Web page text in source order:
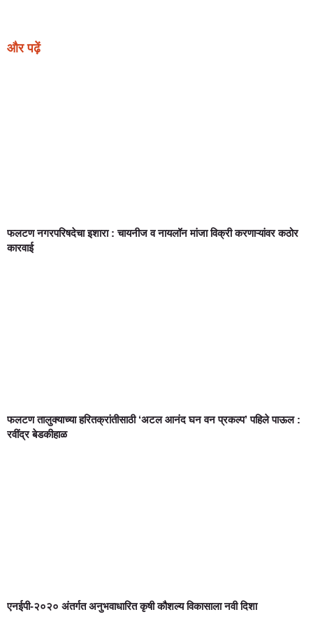
और पढ़ें
फलटण नगरपरिषदेचा इशारा : चायनीज व नायलॉन मांजा विक्री करणाऱ्यांवर कठोर
कारवाई
फलटण तालुक्याच्या हरितक्रांतीसाठी ‘अटल आनंद घन वन प्रकल्प’ पहिले पाऊल :
रवींद्र बेडकीहाळ
एनईपी-२०२० अंतर्गत अनुभवाधारित कृषी कौशल्य विकासाला नवी दिशा